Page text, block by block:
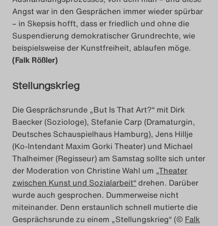
Angst war in den Gesprächen immer wieder spürbar
– in Skepsis hofft, dass er friedlich und ohne die
Suspendierung demokratischer Grundrechte, wie
beispielsweise der Kunstfreiheit, ablaufen möge.
(Falk Rößler)
Stellungskrieg
Die Gesprächsrunde „But Is That Art?“ mit Dirk
Baecker (Soziologe), Stefanie Carp (Dramaturgin,
Deutsches Schauspielhaus Hamburg), Jens Hillje
(Ko-Intendant Maxim Gorki Theater) und Michael
Thalheimer (Regisseur) am Samstag sollte sich unter
der Moderation von Christine Wahl um „Theater
zwischen Kunst und Sozialarbeit“drehen. Darüber
wurde auch gesprochen. Dummerweise nicht
miteinander. Denn erstaunlich schnell mutierte die
Gesprächsrunde zu einem „Stellungskrieg“ (© Falk